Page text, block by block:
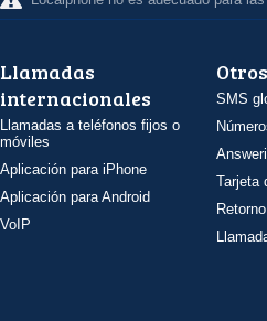
Llamadas
internacionales
Llamadas a teléfonos fijos o
móviles
Aplicación para iPhone
Aplicación para Android
VoIP
SMS
Tarjeta